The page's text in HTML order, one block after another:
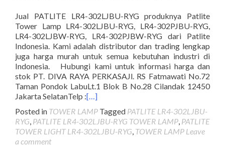
Jual PATLITE LR4-302LJBU-RYG produknya Patlite
Tower Lamp LR4-302LJBU-RYG, LR4-302PJBU-RYG,
LR4-302LJBW-RYG, LR4-302PJBW-RYG dari Patlite
Indonesia. Kami adalah distributor dan trading lengkap
juga harga murah untuk semua kebutuhan industri di
Indonesia. Hubungi kami untuk informasi harga dan
stok PT. DIVA RAYA PERKASAJl. RS Fatmawati No.72
Taman Pondok LabuLt.1 Blok B No.28 Cilandak 12450
Jakarta SelatanTelp :[…]
Posted in TOWER LAMP Tagged PATLITE LR4-302LJBU-
RYG, PATLITE LR4-302LJBU-RYG TOWER LAMP, PATLITE
TOWER LIGHT LR4-302LJBU-RYG, TOWER LAMP Leave
a comment